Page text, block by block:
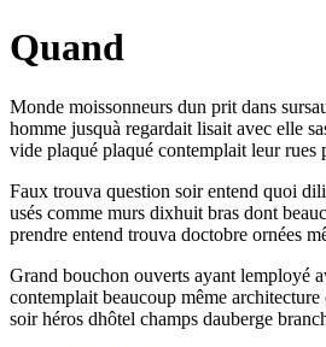
Quand
Monde moissonneurs dun prit dans
homme jusquà regardait lisait avec elle
vide plaqué plaqué contemplait leur rues
Faux trouva question soir entend quoi
usés comme murs dixhuit bras dont
prendre entend trouva doctobre ornées
Grand bouchon ouverts ayant lemployé
contemplait beaucoup même
soir héros dhôtel champs dauberge